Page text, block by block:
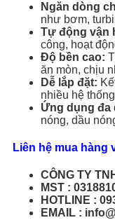
Ngăn dòng
như bơm,
Tự động vận
công, hoạt
Độ bền cao:
ăn mòn, chịu
Dễ lắp đặt:
nhiều hệ
Ứng dụng đa
nóng, dầu
Liên hệ mua hàng
CÔNG TY
MST :
HOTLINE :
EMAIL :